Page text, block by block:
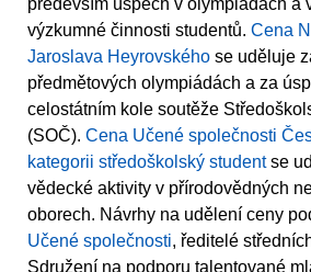
především úspěch v olympiádách a
výzkumné činnosti studentů. Cena
Jaroslava Heyrovského se uděluje
předmětových olympiádách a za
celostátním kole soutěže
(SOČ). Cena Učené společnosti
kategorii středoškolský studentse
vědecké aktivity v přírodovědných
oborech. Návrhy na udělení ceny
Učené společnosti, ředitelé
Sdružení na podporu talentované